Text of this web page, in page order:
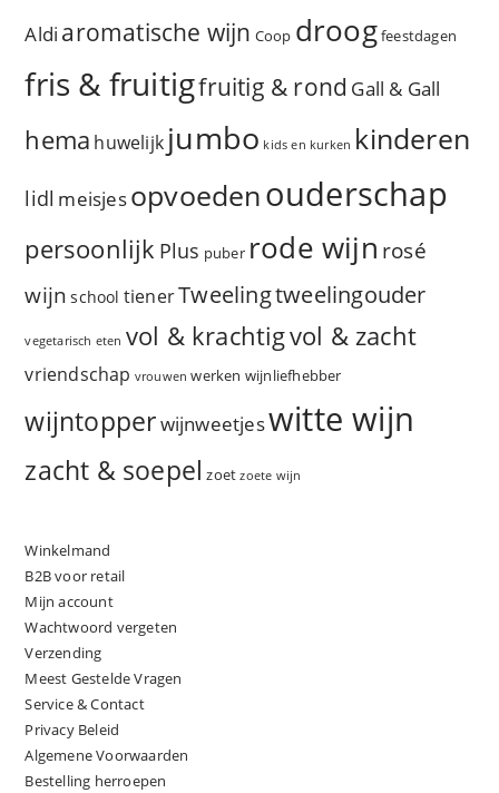
Aldi aromatische wijn Coop droogfeestdagen
fris & fruitigfruitig & rond Gall & Gall
hema huwelijk jumbo kids en kurken kinderen
lidl meisjesopvoedenouderschap
persoonlijk Plus puber rode wijn rosé
wijn school tienerTweelingtweelingouder
vegetarisch eten vol & krachtigvol & zacht
vriendschap vrouwen werken wijnliefhebber
wijntopperwijnweetjeswitte wijn
zacht & soepel zoet zoete wijn
Winkelmand
B2B voor retail
Mijn account
Wachtwoord vergeten
Verzending
Meest Gestelde Vragen
Service & Contact
Privacy Beleid
Algemene Voorwaarden
Bestelling herroepen